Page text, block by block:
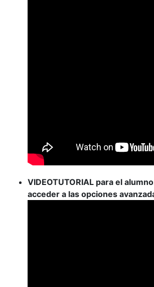
VIDEOTUTORIAL para el
acceder a las opciones